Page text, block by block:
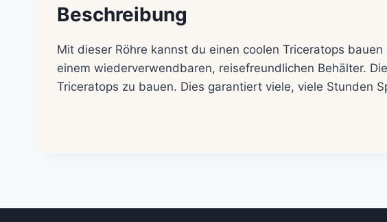
Beschreibung
Mit dieser Röhre kannst du einen coolen Triceratops
einem wiederverwendbaren, reisefreundlichen Behälter.
Triceratops zu bauen. Dies garantiert viele, viele Stunden